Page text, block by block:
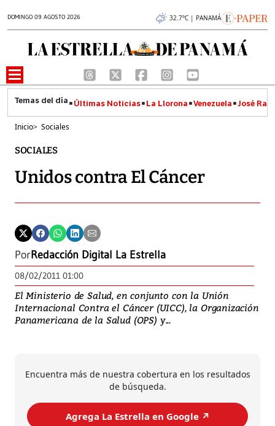
DOMINGO 09 AGOSTO 2026 32.7°C | PANAMÁ
Últimas Noticias La Llorona Venezuela José
Inicio> Sociales
SOCIALES
Unidos contra El Cáncer
PorRedacción Digital La Estrella
08/02/2011 01:00
El Ministerio de Salud, en conjunto con la Unión
Internacional Contra el Cáncer (UICC), la Organización
Panamericana de la Salud (OPS) y...
Encuentra más de nuestra cobertura en los resultados
de búsqueda.
Agrega La Estrella en Google ↗️